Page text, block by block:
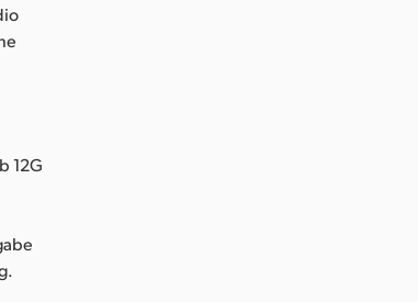
12G